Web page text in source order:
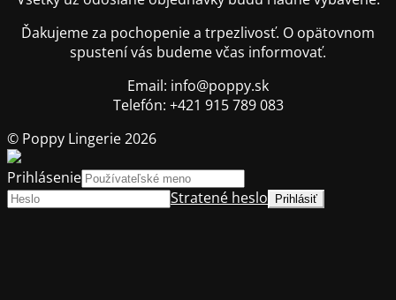
Ďakujeme za pochopenie a trpezlivosť. O opätovnom
spustení vás budeme včas informovať.
Email: info@poppy.sk
Telefón: +421 915 789 083
© Poppy Lingerie 2026
Prihlásenie
Stratené heslo